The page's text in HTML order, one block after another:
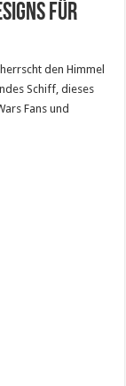
für
den Himmel
Schiff, dieses
Fans und